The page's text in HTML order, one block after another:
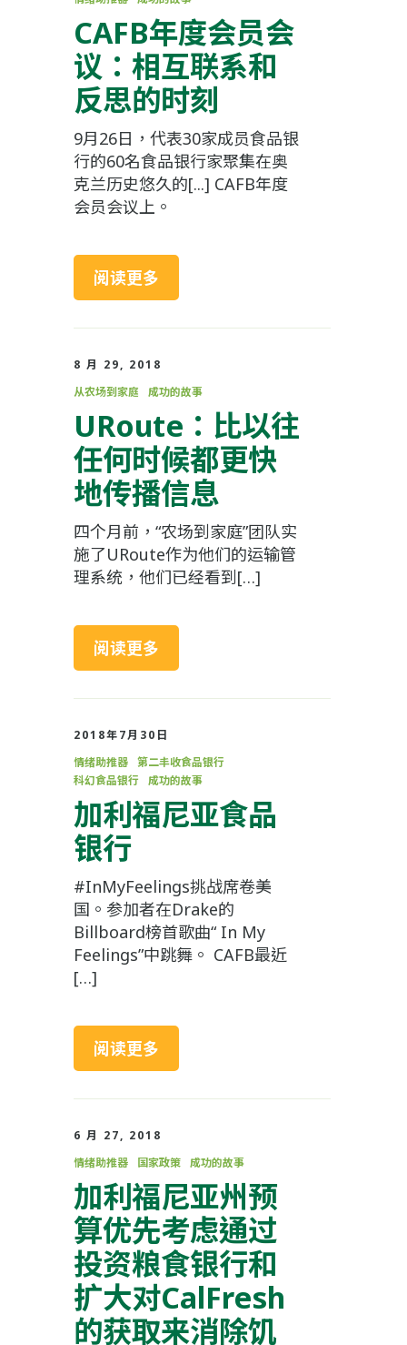
CAFB年度会员会
议：相互联系和
反思的时刻
9月26日，代表30家成员食品银
行的60名食品银行家聚集在奥
克兰历史悠久的[...] CAFB年度
会员会议上。
阅读更多
8 月 29, 2018
从农场到家庭
成功的故事
URoute：比以往
任何时候都更快
地传播信息
四个月前，“农场到家庭”团队实
施了URoute作为他们的运输管
理系统，他们已经看到[…]
阅读更多
2018年7月30日
情绪助推器
第二丰收食品银行
科幻食品银行
成功的故事
加利福尼亚食品
银行
#InMyFeelings挑战席卷美
国。参加者在Drake的
Billboard榜首歌曲“ In My
Feelings”中跳舞。 CAFB最近
[…]
阅读更多
6 月 27, 2018
情绪助推器
国家政策 成功的故事
加利福尼亚州预
算优先考虑通过
投资粮食银行和
扩大对CalFresh
的获取来消除饥